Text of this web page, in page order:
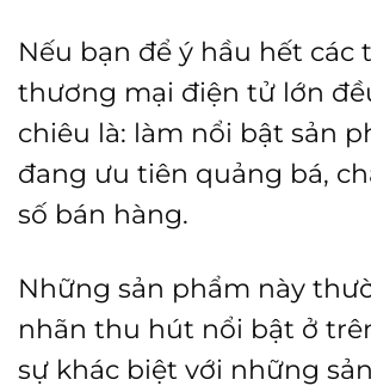
Nếu bạn để ý hầu hết các
thương mại điện tử lớn
chiêu là: làm nổi bật sản
đang ưu tiên quảng bá,
số bán hàng.
Những sản phẩm này
nhãn thu hút nổi bật ở
sự khác biệt với những